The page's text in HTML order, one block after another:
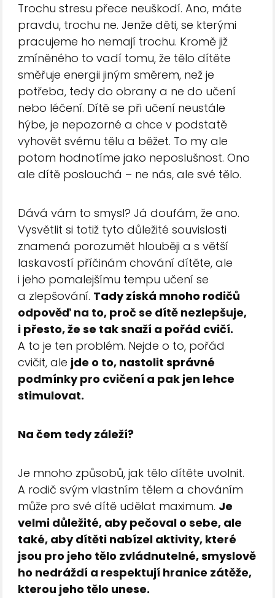
Trochu stresu přece neuškodí. Ano, máte
pravdu, trochu ne. Jenže děti, se kterými
pracujeme ho nemají trochu. Kromě již
zmíněného to vadí tomu, že tělo dítěte
směřuje energii jiným směrem, než je
potřeba, tedy do obrany a ne do učení
nebo léčení. Dítě se při učení neustále
hýbe, je nepozorné a chce v podstatě
vyhovět svému tělu a běžet. To my ale
potom hodnotíme jako neposlušnost. Ono
ale dítě poslouchá – ne nás, ale své tělo.
Dává vám to smysl? Já doufám, že ano.
Vysvětlit si totiž tyto důležité souvislosti
znamená porozumět hlouběji a s větší
laskavostí příčinám chování dítěte, ale
i jeho pomalejšímu tempu učení se
a zlepšování. Tady získá mnoho rodičů
odpověď na to, proč se dítě nezlepšuje,
i přesto, že se tak snaží a pořád cvičí.
A to je ten problém. Nejde o to, pořád
cvičit, ale jde o to, nastolit správné
podmínky pro cvičení a pak jen lehce
stimulovat.
Na čem tedy záleží?
Je mnoho způsobů, jak tělo dítěte uvolnit.
A rodič svým vlastním tělem a chováním
může pro své dítě udělat maximum. Je
velmi důležité, aby pečoval o sebe, ale
také, aby dítěti nabízel aktivity, které
jsou pro jeho tělo zvládnutelné, smyslově
ho nedráždí a respektují hranice zátěže,
kterou jeho tělo unese.